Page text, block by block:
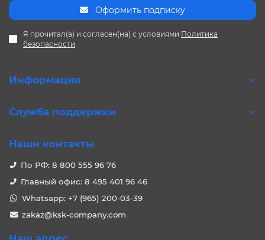
Оформить подписку
Я прочитал(а) и согласен(на) с условиями Политика
безопасности
Информация
Служба поддержки
Наши контакты
По РФ: 8 800 555 96 76
Главный офис: 8 495 401 96 46
Whatsapp: +7 (965) 200-03-39
zakaz@ksk-company.com